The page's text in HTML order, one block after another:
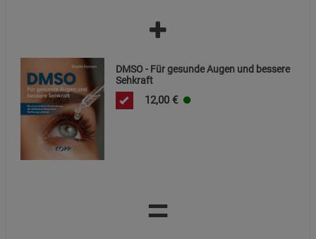
DMSO - Für gesunde Augen und bessere
Sehkraft
12,00 €
=